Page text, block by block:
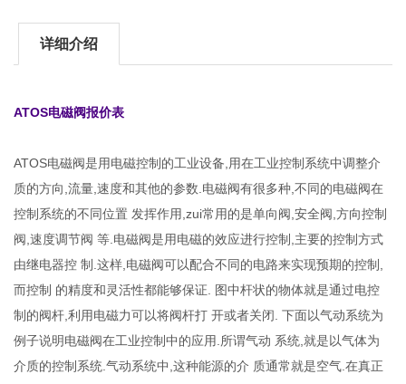
详细介绍
ATOS电磁阀报价表
ATOS电磁阀是用电磁控制的工业设备,用在工业控制系统中调整介
质的方向,流量,速度和其他的参数.电磁阀有很多种,不同的电磁阀在
控制系统的不同位置 发挥作用,zui常用的是单向阀,安全阀,方向控制
阀,速度调节阀 等.电磁阀是用电磁的效应进行控制,主要的控制方式
由继电器控 制.这样,电磁阀可以配合不同的电路来实现预期的控制,
而控制 的精度和灵活性都能够保证. 图中杆状的物体就是通过电控
制的阀杆,利用电磁力可以将阀杆打 开或者关闭. 下面以气动系统为
例子说明电磁阀在工业控制中的应用.所谓气动 系统,就是以气体为
介质的控制系统.气动系统中,这种能源的介 质通常就是空气.在真正